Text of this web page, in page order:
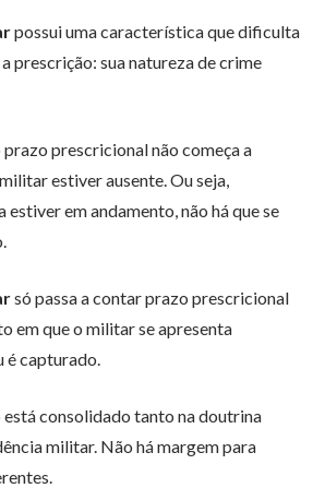
possui uma característica que dificulta
prescrição: sua natureza de crime
prescricional não começa a
estiver ausente. Ou seja,
estiver em andamento, não há que se
só passa a contar prazo prescricional
em que o militar se apresenta
capturado.
está consolidado tanto na doutrina
militar. Não há margem para